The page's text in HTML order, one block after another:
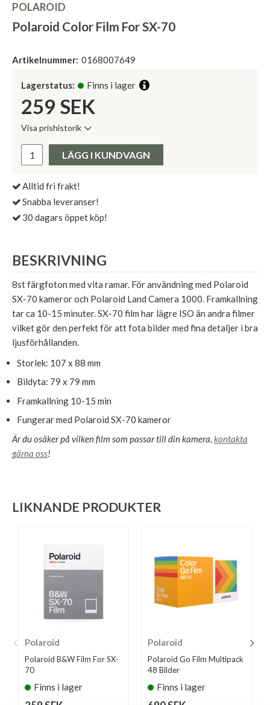
POLAROID
Polaroid Color Film For SX-70
Artikelnummer: 0168007649
Lagerstatus: Finns i lager
259 SEK
Visa prishistorik
Pris:
LÄGG I KUNDVAGN
Alltid fri frakt!
Snabba leveranser!
30 dagars öppet köp!
BESKRIVNING
8st färgfoton med vita ramar. För användning med Polaroid
SX-70 kameror och Polaroid Land Camera 1000. Framkallning
tar ca 10-15 minuter. SX-70 film har lägre ISO än andra filmer
vilket gör den perfekt för att fota bilder med fina detaljer i bra
ljusförhållanden.
Storlek: 107 x 88 mm
Bildyta: 79 x 79 mm
Framkallning 10-15 min
Fungerar med Polaroid SX-70 kameror
Är du osäker på vilken film som passar till din kamera, kontakta
gärna oss!
LIKNANDE PRODUKTER
Polaroid
Polaroid B&W Film For SX-
70
Finns i lager
Polaroid
Polaroid Go Film Multipack
48 Bilder
Finns i lager